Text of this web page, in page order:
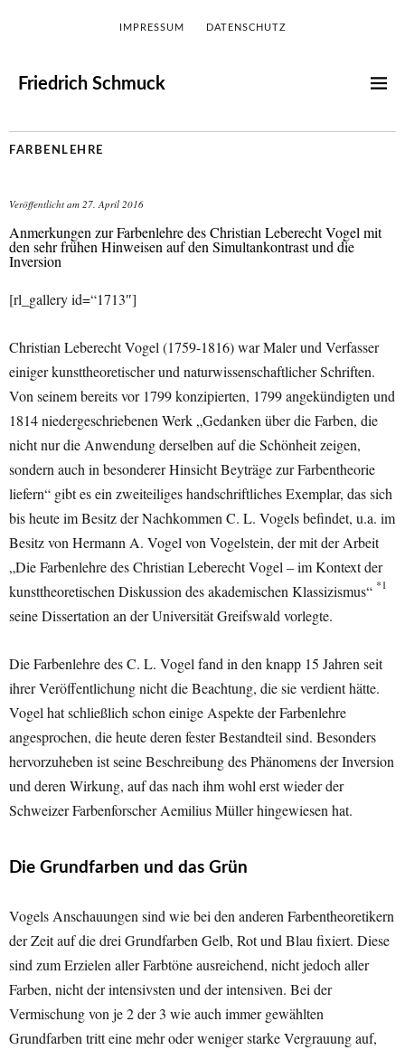
IMPRESSUM DATENSCHUTZ
Friedrich Schmuck
FARBENLEHRE
Veröffentlicht am 27. April 2016
Anmerkungen zur Farbenlehre des Christian Leberecht Vogel mit
den sehr frühen Hinweisen auf den Simultankontrast und die
Inversion
[rl_gallery id=“1713″]
Christian Leberecht Vogel (1759-1816) war Maler und Verfasser
einiger kunsttheoretischer und naturwissenschaftlicher Schriften.
Von seinem bereits vor 1799 konzipierten, 1799 angekündigten und
1814 niedergeschriebenen Werk „Gedanken über die Farben, die
nicht nur die Anwendung derselben auf die Schönheit zeigen,
sondern auch in besonderer Hinsicht Beyträge zur Farbentheorie
liefern“ gibt es ein zweiteiliges handschriftliches Exemplar, das sich
bis heute im Besitz der Nachkommen C. L. Vogels befindet, u.a. im
Besitz von Hermann A. Vogel von Vogelstein, der mit der Arbeit
„Die Farbenlehre des Christian Leberecht Vogel – im Kontext der
kunsttheoretischen Diskussion des akademischen Klassizismus“ *1
seine Dissertation an der Universität Greifswald vorlegte.
Die Farbenlehre des C. L. Vogel fand in den knapp 15 Jahren seit
ihrer Veröffentlichung nicht die Beachtung, die sie verdient hätte.
Vogel hat schließlich schon einige Aspekte der Farbenlehre
angesprochen, die heute deren fester Bestandteil sind. Besonders
hervorzuheben ist seine Beschreibung des Phänomens der Inversion
und deren Wirkung, auf das nach ihm wohl erst wieder der
Schweizer Farbenforscher Aemilius Müller hingewiesen hat.
Die Grundfarben und das Grün
Vogels Anschauungen sind wie bei den anderen Farbentheoretikern
der Zeit auf die drei Grundfarben Gelb, Rot und Blau fixiert. Diese
sind zum Erzielen aller Farbtöne ausreichend, nicht jedoch aller
Farben, nicht der intensivsten und der intensiven. Bei der
Vermischung von je 2 der 3 wie auch immer gewählten
Grundfarben tritt eine mehr oder weniger starke Vergrauung auf,